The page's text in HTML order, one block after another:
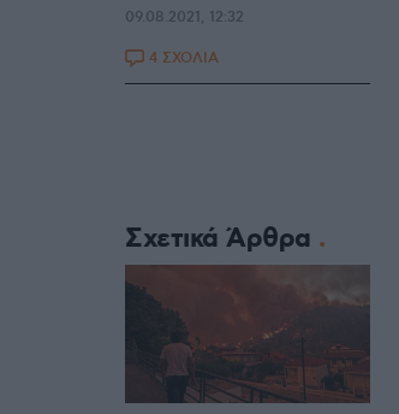
09.08.2021, 12:32
4 ΣΧΟΛΙΑ
Σχετικά Άρθρα